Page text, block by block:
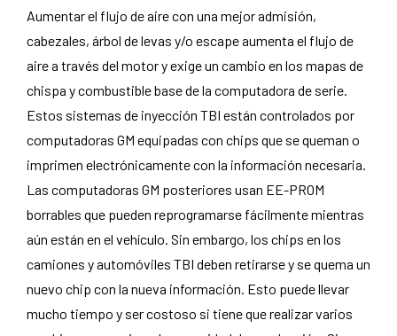
Aumentar el flujo de aire con una mejor admisión,
cabezales, árbol de levas y/o escape aumenta el flujo de
aire a través del motor y exige un cambio en los mapas de
chispa y combustible base de la computadora de serie.
Estos sistemas de inyección TBI están controlados por
computadoras GM equipadas con chips que se queman o
imprimen electrónicamente con la información necesaria.
Las computadoras GM posteriores usan EE-PROM
borrables que pueden reprogramarse fácilmente mientras
aún están en el vehículo. Sin embargo, los chips en los
camiones y automóviles TBI deben retirarse y se quema un
nuevo chip con la nueva información. Esto puede llevar
mucho tiempo y ser costoso si tiene que realizar varios